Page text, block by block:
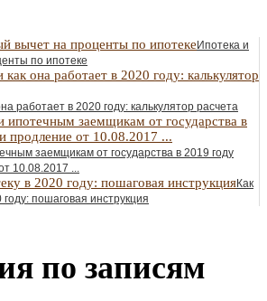
Ипотека и
по ипотеке
работает в 2020 году: калькулятор расчета
заемщикам от государства в 2019 году
10.08.2017 ...
Как
пошаговая инструкция
по записям